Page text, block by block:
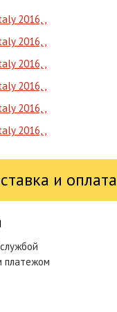
и оплата
платежом